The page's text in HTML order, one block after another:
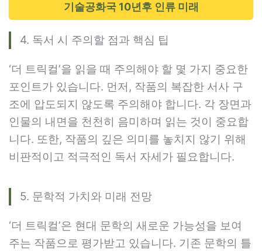
기술공화국 10년후 인류 미래
4. 독서 시 주의할 점과 핵심 팁
‘더 트릭컬’을 읽을 때 주의해야 할 몇 가지 중요한
포인트가 있습니다. 먼저, 작품의 복잡한 서사 구
조에 압도되지 않도록 주의해야 합니다. 각 장면과
인물의 내면을 천천히 음미하며 읽는 것이 중요합
니다. 또한, 작품의 깊은 의미를 놓치지 않기 위해
비판적이고 적극적인 독서 자세가 필요합니다.
5. 문학적 가치와 미래 전망
‘더 트릭컬’은 현대 문학의 새로운 가능성을 보여
주는 작품으로 평가받고 있습니다. 기존 문학의 틀